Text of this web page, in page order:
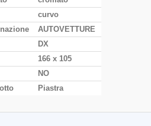
curvo
AUTOVETTURE
DX
166 x 105
NO
Piastra